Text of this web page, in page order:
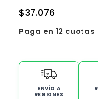
$37.076
Paga en 12 cuotas
ENVÍO A
REGIONES